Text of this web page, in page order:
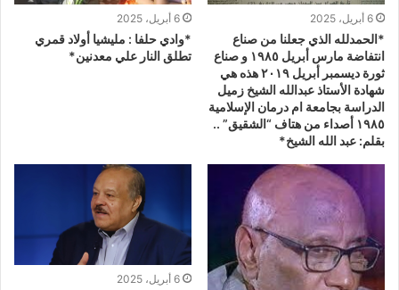
6 أبريل، 2025
*الحمدلله الذي جعلنا من صناع
انتفاضة مارس أبريل ١٩٨٥ و صناع
ثورة ديسمبر أبريل ٢٠١٩ هذه هي
شهادة الأستاذ عبدالله الشيخ زميل
الدراسة بجامعة ام درمان الإسلامية
١٩٨٥ أصداء من هتاف “الشقيق” ..
بقلم: عبد الله الشيخ*
6 أبريل، 2025
*وادي حلفا : مليشيا أولاد قمري
تطلق النار علي معدنين*
6 أبريل، 2025